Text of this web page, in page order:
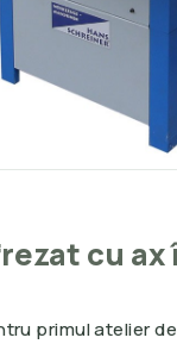
cu
primul atelier